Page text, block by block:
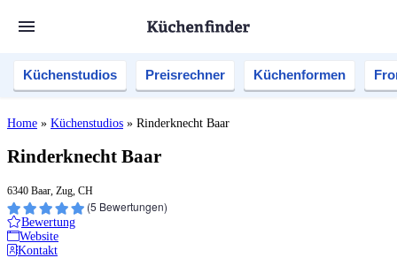
Küchenstudios Preisrechner Küchenformen
Home » Küchenstudios » Rinderknecht Baar
Rinderknecht Baar
6340 Baar, Zug, CH
(5 Bewertungen)
Bewertung
Website
Kontakt